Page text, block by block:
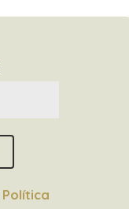
Política